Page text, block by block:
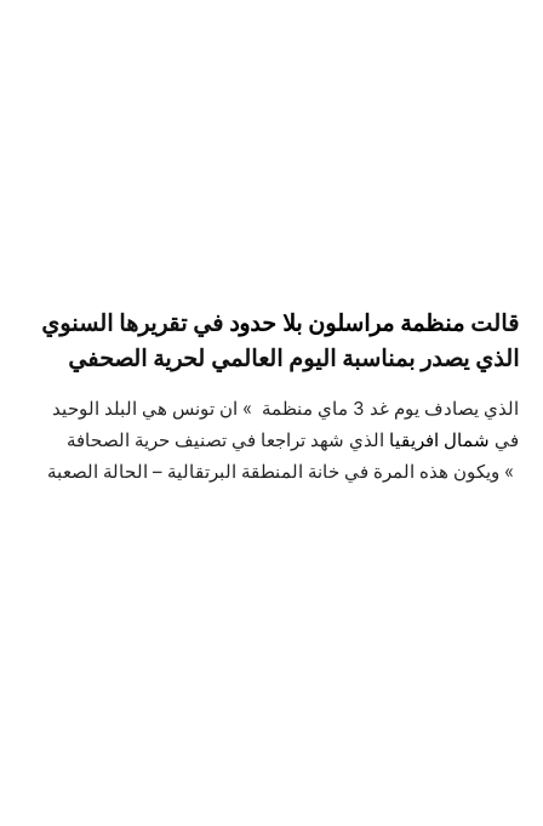
قالت منظمة مراسلون بلا حدود في تقريرها السنوي
الذي يصدر بمناسبة اليوم العالمي لحرية الصحفي
الذي يصادف يوم غد 3 ماي منظمة » ان تونس هي البلد الوحيد
في شمال افريقيا الذي شهد تراجعا في تصنيف حرية الصحافة
ويكون هذه المرة في خانة المنطقة البرتقالية – الحالة الصعبة «